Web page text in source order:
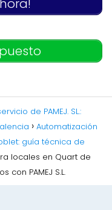
de PAMEJ. SL.:
Automatización
guía técnica de
locales en Quart de
PAMEJ S.L.